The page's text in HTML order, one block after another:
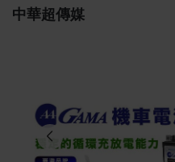
中華超傳媒